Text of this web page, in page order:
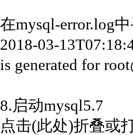
在mysql-error.log
2018-03-
is generated for
8.启动mysql5.7
点击(此处)折叠或